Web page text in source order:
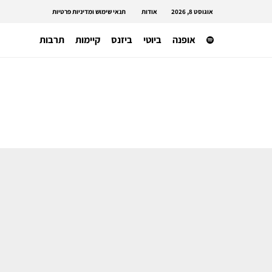
אוגוסט 8, 2026 אודות תנאי שימוש ומדיניות פרטיות
אופנה ביוטי ביזנס קיימות תרבות